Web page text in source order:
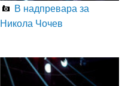
В надпревара за
Никола Чочев